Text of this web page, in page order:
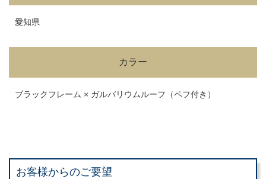
愛知県
カラー
ブラックフレーム × ガルバリウムルーフ（ペフ付き）
お客様からのご要望